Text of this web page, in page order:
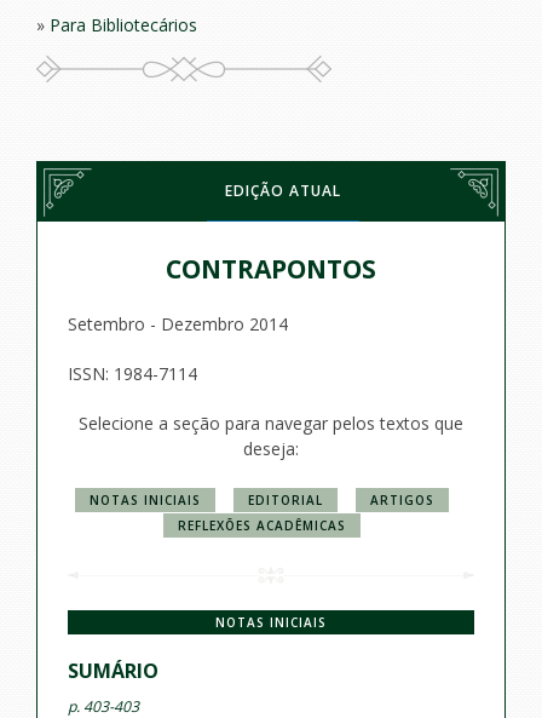
EDIÇÃO ATUAL
CONTRAPONTOS
Setembro - Dezembro 2014
ISSN: 1984-7114
Selecione a seção para navegar pelos textos que
deseja:
NOTAS INICIAIS EDITORIAL
ARTIGOS
REFLEXÕES ACADÊMICAS
NOTAS INICIAIS
SUMÁRIO
p. 403-403
Para Bibliotecários